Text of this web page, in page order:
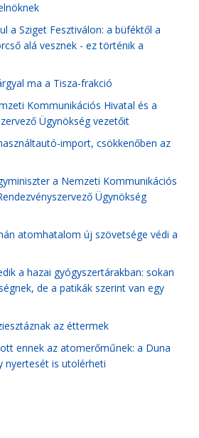
a Sziget Fesztiválon: a büféktől a
alá vesznek - ez történik a
ma a Tisza-frakció
Kommunikációs Hivatal és a
Ügynökség vezetőit
import, csökkenőben az
a Nemzeti Kommunikációs
Ügynökség
atomhatalom új szövetsége védi a
a hazai gyógyszertárakban: sokan
de a patikák szerint van egy
az éttermek
ennek az atomerőműnek: a Duna
nyertesét is utolérheti